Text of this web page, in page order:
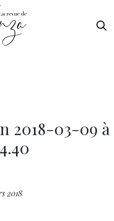
2018-03-09 à
2018